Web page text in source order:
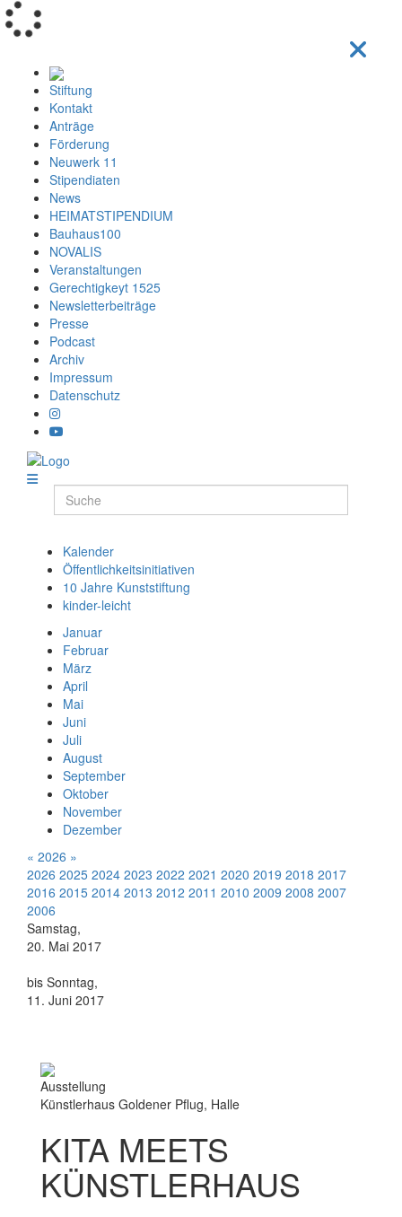
Stiftung
Kontakt
Anträge
Förderung
Neuwerk 11
Stipendiaten
News
HEIMATSTIPENDIUM
Bauhaus100
NOVALIS
Veranstaltungen
Gerechtigkeyt 1525
Newsletterbeiträge
Presse
Podcast
Archiv
Impressum
Datenschutz
Kalender
Öffentlichkeitsinitiativen
10 Jahre Kunststiftung
kinder-leicht
Januar
Februar
März
April
Mai
Juni
Juli
August
September
Oktober
November
Dezember
« 2026 »
2026 2025 2024 2023 2022 2021 2020 2019 2018 2017
2016 2015 2014 2013 2012 2011 2010 2009 2008 2007
2006
Samstag,
20. Mai 2017
bis Sonntag,
11. Juni 2017
Ausstellung
Künstlerhaus Goldener Pflug, Halle
KITA MEETS
KÜNSTLERHAUS